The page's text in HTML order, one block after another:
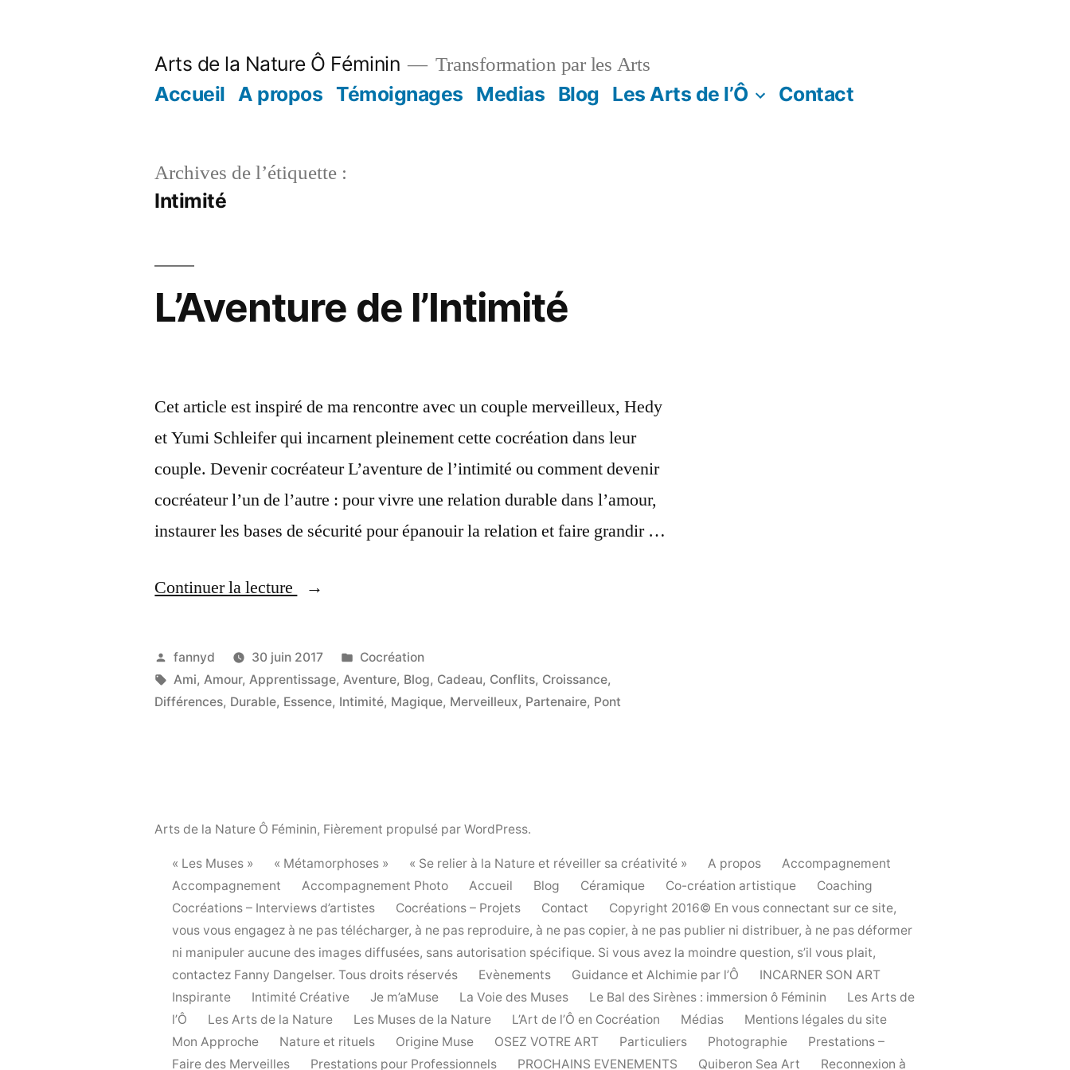
Arts de la Nature Ô Féminin Transformation par les Arts
Accueil A propos Témoignages Medias Blog Les Arts de l’Ô Contact
Archives de l’étiquette :
Intimité
L’Aventure de l’Intimité
Cet article est inspiré de ma rencontre avec un couple merveilleux, Hedy
et Yumi Schleifer qui incarnent pleinement cette cocréation dans leur
couple. Devenir cocréateur L’aventure de l’intimité ou comment devenir
cocréateur l’un de l’autre : pour vivre une relation durable dans l’amour,
instaurer les bases de sécurité pour épanouir la relation et faire grandir …
Continuer la lecture « L’Aventure de l’Intimité »
Publié
par
fannyd 30 juin 2017
Publié
dans
Cocréation
Étiquettes :
Ami, Amour, Apprentissage, Aventure, Blog, Cadeau, Conflits, Croissance,
Différences, Durable, Essence, Intimité, Magique, Merveilleux, Partenaire, Pont
Arts de la Nature Ô Féminin, Fièrement propulsé par WordPress.
« Les Muses » « Métamorphoses » « Se relier à la Nature et réveiller sa créativité » A propos
Accompagnement
Accompagnement
Accompagnement Photo Accueil Blog Céramique Co-création artistique
Coaching
Cocréations – Interviews d’artistes
Cocréations – Projets Contact
Copyright 2016© En vous connectant sur ce site,
vous vous engagez à ne pas télécharger, à ne pas reproduire, à ne pas copier, à ne pas publier ni distribuer, à ne pas déformer
ni manipuler aucune des images diffusées, sans autorisation spécifique. Si vous avez la moindre question, s’il vous plait,
contactez Fanny Dangelser. Tous droits réservés
Evènements Guidance et Alchimie par l’Ô
INCARNER SON ART
Inspirante
Intimité Créative Je m’aMuse La Voie des Muses Le Bal des Sirènes : immersion ô Féminin
Les Arts de
l’Ô
Les Arts de la Nature Les Muses de la Nature L’Art de l’Ô en Cocréation Médias
Mentions légales du site
Mon Approche
Nature et rituels Origine Muse OSEZ VOTRE ART Particuliers Photographie
Prestations –
Faire des Merveilles
Prestations pour Professionnels PROCHAINS EVENEMENTS Quiberon Sea Art Reconnexion à